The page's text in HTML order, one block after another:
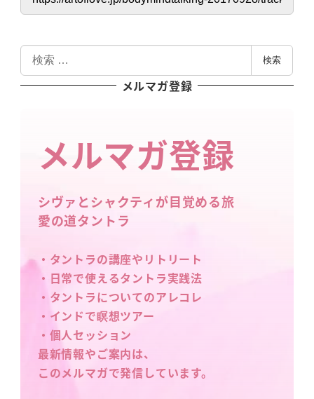
検
索
検索
メルマガ登録
メルマガ登録
シヴァとシャクティが目覚める旅
愛の道タントラ
・タントラの講座やリトリート
・日常で使えるタントラ実践法
・タントラについてのアレコレ
・インドで瞑想ツアー
・個人セッション
最新情報やご案内は、
このメルマガで発信しています。